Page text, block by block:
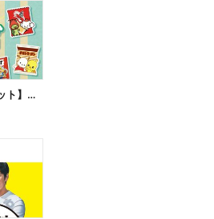
【サンリオ×メーカーマスコット】オリジナルグッズ貰える!